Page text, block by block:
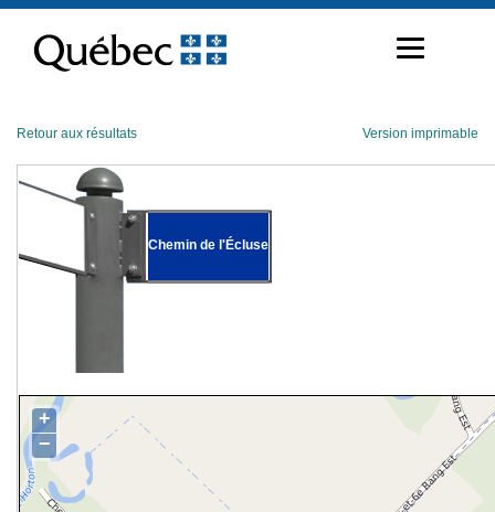
contenu
Retour aux résultats Version imprimable
Chemin de l'Écluse
+
−